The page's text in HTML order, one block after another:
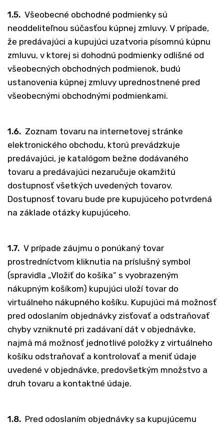
1.5. Všeobecné obchodné podmienky sú
neoddeliteľnou súčasťou kúpnej zmluvy. V prípade,
že predávajúci a kupujúci uzatvoria písomnú kúpnu
zmluvu, v ktorej si dohodnú podmienky odlišné od
všeobecných obchodných podmienok, budú
ustanovenia kúpnej zmluvy uprednostnené pred
všeobecnými obchodnými podmienkami.
1.6. Zoznam tovaru na internetovej stránke
elektronického obchodu, ktorú prevádzkuje
predávajúci, je katalógom bežne dodávaného
tovaru a predávajúci nezaručuje okamžitú
dostupnosť všetkých uvedených tovarov.
Dostupnosť tovaru bude pre kupujúceho potvrdená
na základe otázky kupujúceho.
1.7. V prípade záujmu o ponúkaný tovar
prostredníctvom kliknutia na príslušný symbol
(spravidla „Vložiť do košíka“ s vyobrazeným
nákupným košíkom) kupujúci uloží tovar do
virtuálneho nákupného košíku. Kupujúci má možnosť
pred odoslaním objednávky zisťovať a odstraňovať
chyby vzniknuté pri zadávaní dát v objednávke,
najmä má možnosť jednotlivé položky z virtuálneho
košíku odstraňovať a kontrolovať a meniť údaje
uvedené v objednávke, predovšetkým množstvo a
druh tovaru a kontaktné údaje.
1.8. Pred odoslaním objednávky sa kupujúcemu